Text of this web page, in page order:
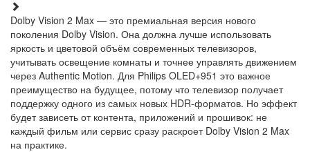
Dolby Vision 2 Max — это премиальная версия нового
поколения Dolby Vision. Она должна лучше использовать
яркость и цветовой объём современных телевизоров,
учитывать освещение комнаты и точнее управлять движением
через Authentic Motion. Для Philips OLED+951 это важное
преимущество на будущее, потому что телевизор получает
поддержку одного из самых новых HDR-форматов. Но эффект
будет зависеть от контента, приложений и прошивок: не
каждый фильм или сервис сразу раскроет Dolby Vision 2 Max
на практике.